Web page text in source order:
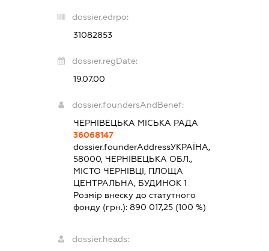
dossier.edrpo:
31082853
dossier.regDate:
19.07.00
dossier.foundersAndBenef:
ЧЕРНІВЕЦЬКА МІСЬКА РАДА
36068147
dossier.founderAddressУКРАЇНА,
58000, ЧЕРНІВЕЦЬКА ОБЛ.,
МІСТО ЧЕРНІВЦІ, ПЛОЩА
ЦЕНТРАЛЬНА, БУДИНОК 1
Розмір внеску до статутного
фонду (грн.): 890 017,25(100 %)
dossier.heads: